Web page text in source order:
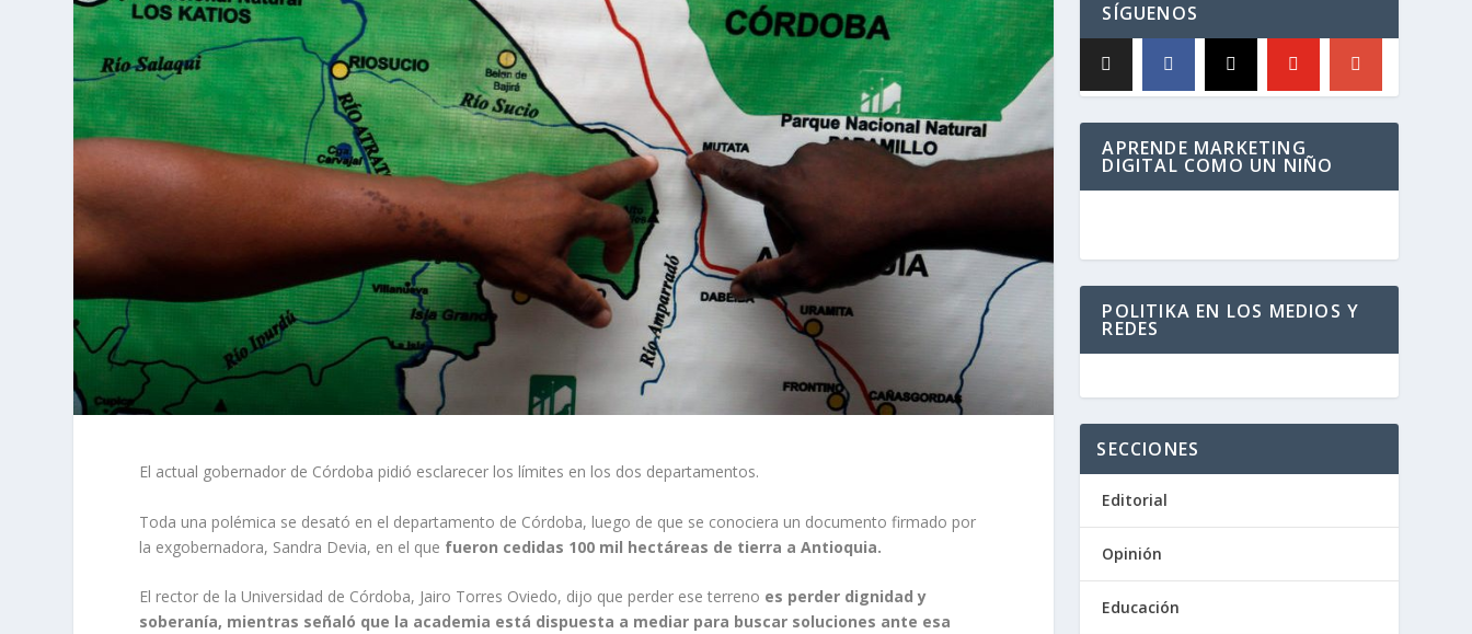
El actual gobernador de Córdoba pidió esclarecer los límites en los dos departamentos.
Toda una polémica se desató en el departamento de Córdoba, luego de que se conociera un documento firmado por
la exgobernadora, Sandra Devia, en el que fueron cedidas 100 mil hectáreas de tierra a Antioquia.
El rector de la Universidad de Córdoba, Jairo Torres Oviedo, dijo que perder ese terreno es perder dignidad y
soberanía, mientras señaló que la academia está dispuesta a mediar para buscar soluciones ante esa
SÍGUENOS
APRENDE MARKETING
DIGITAL COMO UN NIÑO
POLITIKA EN LOS MEDIOS Y
REDES
SECCIONES
Editorial
Opinión
Educación